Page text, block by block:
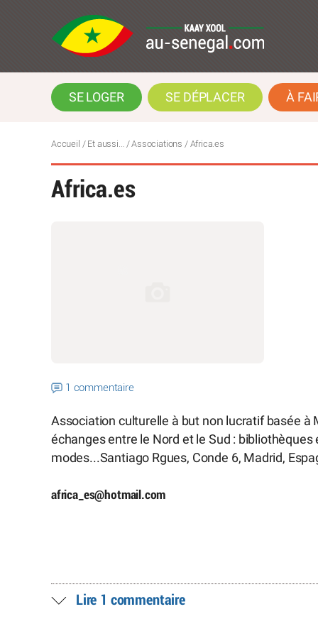
SE LOGER SE DÉPLACER À
Accueil / Et aussi…/Associations / Africa.es
Africa.es
1 commentaire
Association culturelle à but non lucratif basée à
échanges entre le Nord et le Sud :
modes...Santiago Rgues, Conde 6, Madrid,
africa_es@hotmail.com
Lire 1 commentaire